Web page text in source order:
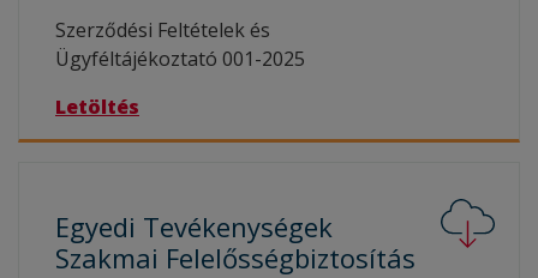
Szerződési Feltételek és
Ügyféltájékoztató 001-2025
Letöltés
Egyedi Tevékenységek
Szakmai Felelősségbiztosítás